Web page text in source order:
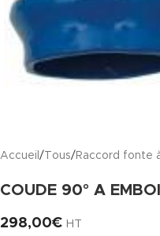
Accueil /Tous/ Raccord fonte
COUDE 90° A
298,00€ HT